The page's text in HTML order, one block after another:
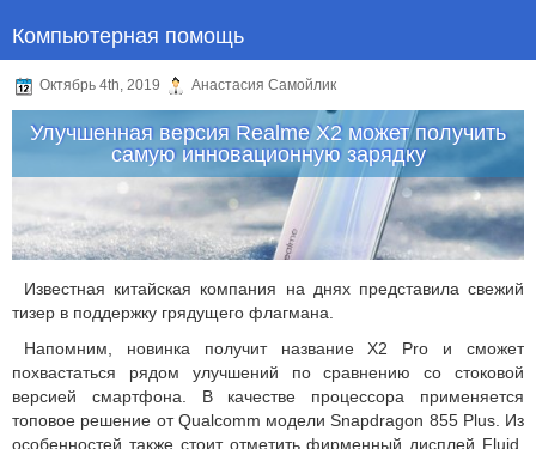
Компьютерная помощь
Октябрь 4th, 2019 Анастасия Самойлик
Улучшенная версия Realme X2 может получить
самую инновационную зарядку
Известная китайская компания на днях представила свежий
тизер в поддержку грядущего флагмана.
Напомним, новинка получит название X2 Pro и сможет
похвастаться рядом улучшений по сравнению со стоковой
версией смартфона. В качестве процессора применяется
топовое решение от Qualcomm модели Snapdragon 855 Plus. Из
особенностей также стоит отметить фирменный дисплей Fluid,